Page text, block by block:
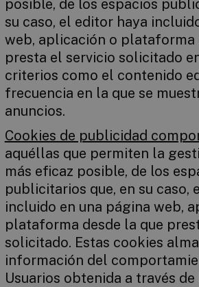
posible, de los espacios
su caso, el editor haya
web, aplicación o plataforma
presta el servicio solicitado
criterios como el contenido
frecuencia en la que se
anuncios.
Cookies de publicidad
aquéllas que permiten la
más eficaz posible, de los
publicitarios que, en su caso,
incluido en una página web,
plataforma desde la que
solicitado. Estas cookies
información del
Usuarios obtenida a través